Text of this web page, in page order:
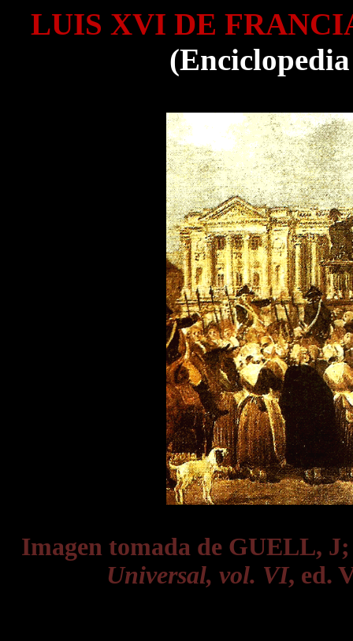
LUIS XVI DE
Imagen tomada de GUELL,
Universal, vol. VI, ed.